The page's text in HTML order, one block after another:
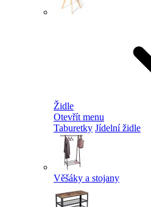
Židle
Otevřít menu
Taburetky Jídelní židle
Věšáky a stojany